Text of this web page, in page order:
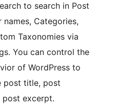
to search in Post
names, Categories,
Taxonomies via
You can control the
of WordPress to
post title, post
post excerpt.